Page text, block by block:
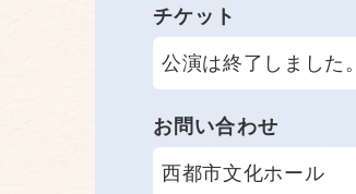
チケット
公演は終了しました。
お問い合わせ
西都市文化ホール